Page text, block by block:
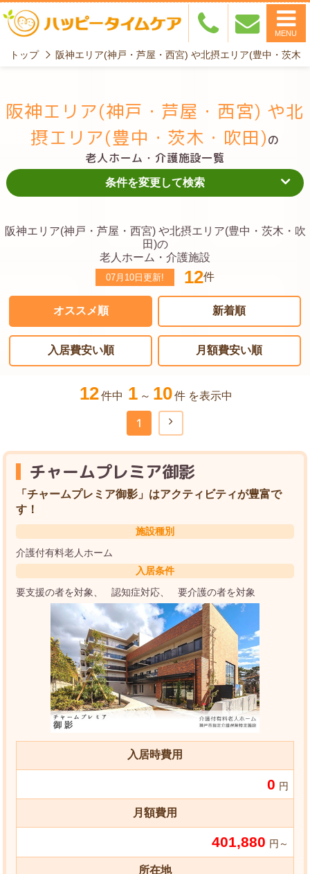
MENU
トップ 阪神エリア(神戸・芦屋・西宮) や北摂エリア(豊中・茨木
阪神エリア(神戸・芦屋・西宮) や北
摂エリア(豊中・茨木・吹田)の
老人ホーム・介護施設一覧
条件を変更して検索
阪神エリア(神戸・芦屋・西宮) や北摂エリア(豊中・茨木・吹
田)の
老人ホーム・介護施設
07月10日 更新! 12件
オススメ順 新着順
入居費安い順 月額費安い順
12件中 1 ～ 10件 を表示中
1
チャームプレミア御影
「チャームプレミア御影」はアクティビティが豊富で
す！
施設種別
介護付有料老人ホーム
入居条件
要支援の者を対象
認知症対応 要介護の者を対象
入居時費用
0 円
月額費用
401,880 円～
所在地